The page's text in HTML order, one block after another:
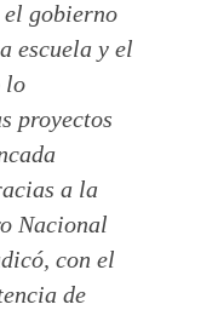
gobierno
escuela y el
lo
proyectos
a la
Nacional
con el
de